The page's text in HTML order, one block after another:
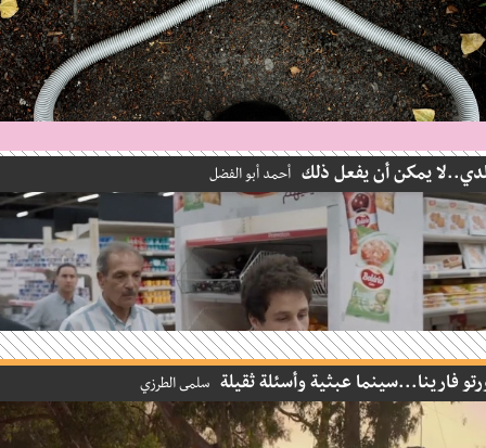
يمكن أن يفعل ذلك أحمد أبو الفضل
فارينا...سينما عبثية وأسئلة ثقيلة سلمى الطرزي